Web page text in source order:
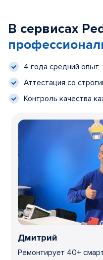
В сервисах
4 года средний опыт
Аттестация со
Контроль качества
Дмитрий
Ремонтирует 40+